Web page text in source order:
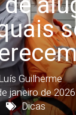
Guilherme
janeiro de 2026
Dicas